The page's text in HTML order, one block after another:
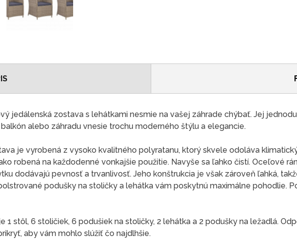
jedálenská zostava s lehátkami nesmie na vašej záhrade chýbať. Jej
alebo záhradu vnesie trochu moderného štýlu a elegancie.
je vyrobená z vysoko kvalitného polyratanu, ktorý skvele odoláva
robená na každodenné vonkajšie použitie. Navyše sa ľahko čistí. Oceľové
dodávajú pevnosť a trvanlivosť. Jeho konštrukcia je však zároveň ľahká,
podušky na stoličky a lehátka vám poskytnú maximálne pohodlie.
1 stôl, 6 stoličiek, 6 podušiek na stoličky, 2 lehátka a 2 podušky na ležadlá.
aby vám mohlo slúžiť čo najdlhšie.